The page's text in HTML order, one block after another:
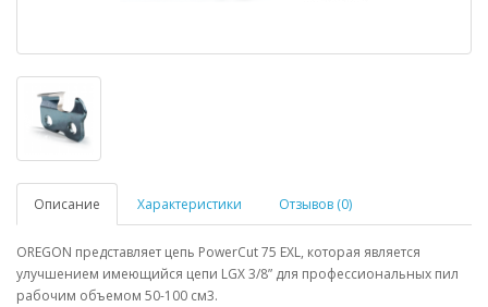
Описание Характеристики Отзывов (0)
OREGON представляет цепь PowerCut 75 EXL, которая является
улучшением имеющийся цепи LGX 3/8” для профессиональных пил
рабочим объемом 50-100 см3.